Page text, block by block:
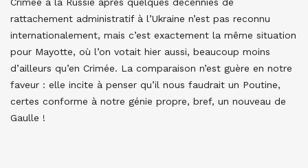
Crimée à la Russie après quelques décennies de
rattachement administratif à l’Ukraine n’est pas reconnu
internationalement, mais c’est exactement la même situation
pour Mayotte, où l’on votait hier aussi, beaucoup moins
d’ailleurs qu’en Crimée. La comparaison n’est guère en notre
faveur : elle incite à penser qu’il nous faudrait un Poutine,
certes conforme à notre génie propre, bref, un nouveau de
Gaulle !